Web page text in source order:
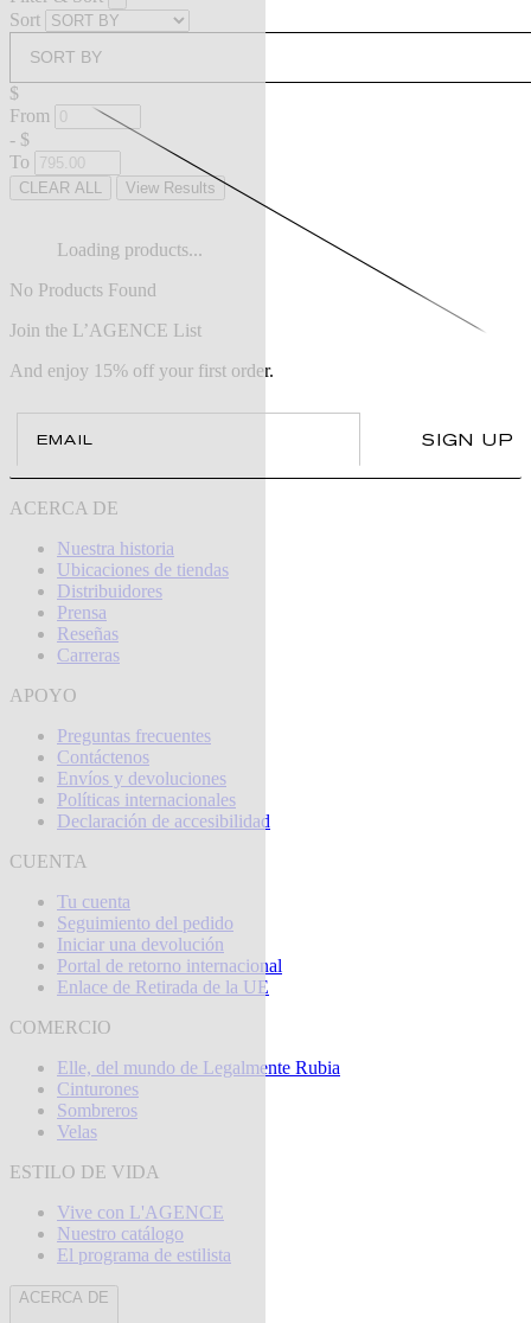
Sort
SORT BY
$
From
- $
To
CLEAR ALL View Results
Loading products...
No Products Found
Join the L’AGENCE List
And enjoy 15% off your first order.
SIGN UP
ACERCA DE
Nuestra historia
Ubicaciones de tiendas
Distribuidores
Prensa
Reseñas
Carreras
APOYO
Preguntas frecuentes
Contáctenos
Envíos y devoluciones
Políticas internacionales
Declaración de accesibilidad
CUENTA
Tu cuenta
Seguimiento del pedido
Iniciar una devolución
Portal de retorno internacional
Enlace de Retirada de la UE
COMERCIO
Elle, del mundo de Legalmente Rubia
Cinturones
Sombreros
Velas
ESTILO DE VIDA
Vive con L'AGENCE
Nuestro catálogo
El programa de estilista
ACERCA DE